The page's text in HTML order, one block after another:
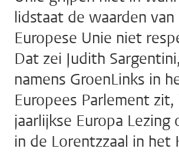
lidstaat de waarden van
Europese Unie niet
Dat zei Judith
namens GroenLinks in
Europees Parlement zit,
jaarlijkse Europa Lezing
in de Lorentzzaal in het